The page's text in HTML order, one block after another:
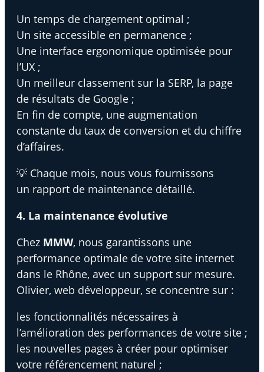
Un temps de chargement optimal ;
Un site accessible en permanence ;
Une interface ergonomique optimisée pour
l’UX ;
Un meilleur classement sur la SERP, la page
de résultats de Google ;
En fin de compte, une augmentation
constante du taux de conversion et du chiffre
d’affaires.
💡 Chaque mois, nous vous fournissons
un rapport de maintenance détaillé.
4. La maintenance évolutive
Chez MMW, nous garantissons une
performance optimale de votre site internet
dans le Rhône, avec un support sur mesure.
Olivier, web développeur, se concentre sur :
les fonctionnalités nécessaires à
l’amélioration des performances de votre site ;
les nouvelles pages à créer pour optimiser
votre référencement naturel ;